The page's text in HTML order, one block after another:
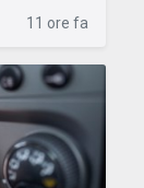
11 ore fa